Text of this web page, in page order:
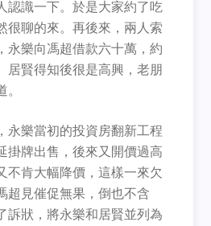
認識一下。於是大家約了吃
很聊的來。再後來，兩人索
永樂向馮超借款六十萬，約
居賢得知後很是高興，老朋
。
永樂當初的投資房翻新工程
掛牌出售，後來又開價過高
不肯大幅降價，這樣一來欠
超見催促無果，倒也不含
訴狀，將永樂和居賢並列為